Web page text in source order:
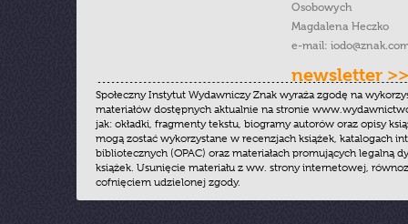
Osobowych
Magdalena Heczko
e-mail:
newsletter >>
Społeczny Instytut Wydawniczy Znak wyraża zgodę na
materiałów dostępnych aktualnie na stronie
jak: okładki, fragmenty tekstu, biogramy autorów oraz opisy
mogą zostać wykorzystane w recenzjach książek, katalogach
bibliotecznych (OPAC) oraz materiałach promujących legalną
książek. Usunięcie materiału z ww. strony internetowej,
cofnięciem udzielonej zgody.